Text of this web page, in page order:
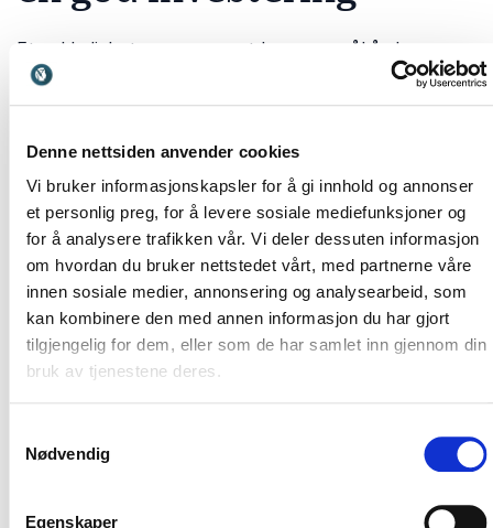
Denne nettsiden anvender cookies
Vi bruker informasjonskapsler for å gi innhold og annonser
et personlig preg, for å levere sosiale mediefunksjoner og
for å analysere trafikken vår. Vi deler dessuten informasjon
om hvordan du bruker nettstedet vårt, med partnerne våre
innen sosiale medier, annonsering og analysearbeid, som
kan kombinere den med annen informasjon du har gjort
tilgjengelig for dem, eller som de har samlet inn gjennom din
bruk av tjenestene deres.
Nødvendig
Egenskaper
Et veldedighetsarrangement har som mål å skape
handling og varig engasjement. Et inspirerende foredrag
kan være det som virkelig forankrer budskapet og
samfunnsansvar og betydningen av å skape reelle
muligheter for alle. Hennes erfaringer gir
arrangementet både troverdighet og emosjonell
tyngde.Adrian Lundformidler kraften i mot, mestring
og det å finne sin plass i samfunnet. Hans historie kan
inspirere publikum til å se hvordan enkeltmenneskers
innsats kan gjøre en forskjell.
det betyr å bidra og stå sammen om en sak.
Ghulam
deler innsikt i sosial bærekraft og inkluderende